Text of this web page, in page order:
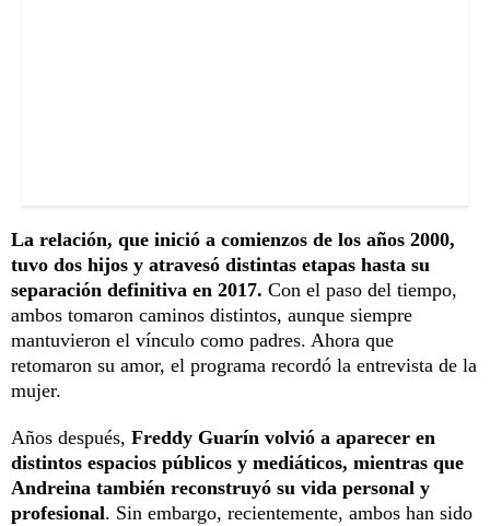
La relación, que inició a comienzos de los años 2000,
tuvo dos hijos y atravesó distintas etapas hasta su
separación definitiva en 2017. Con el paso del tiempo,
ambos tomaron caminos distintos, aunque siempre
mantuvieron el vínculo como padres. Ahora que
retomaron su amor, el programa recordó la entrevista de la
mujer.
Años después, Freddy Guarín volvió a aparecer en
distintos espacios públicos y mediáticos, mientras que
Andreina también reconstruyó su vida personal y
profesional. Sin embargo, recientemente, ambos han sido